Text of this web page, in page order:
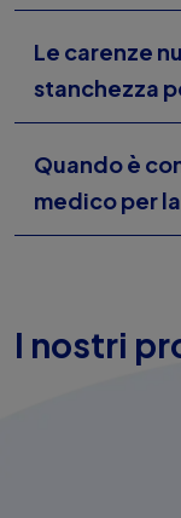
Le carenze
stanchezza
Quando è
medico per
I nostri